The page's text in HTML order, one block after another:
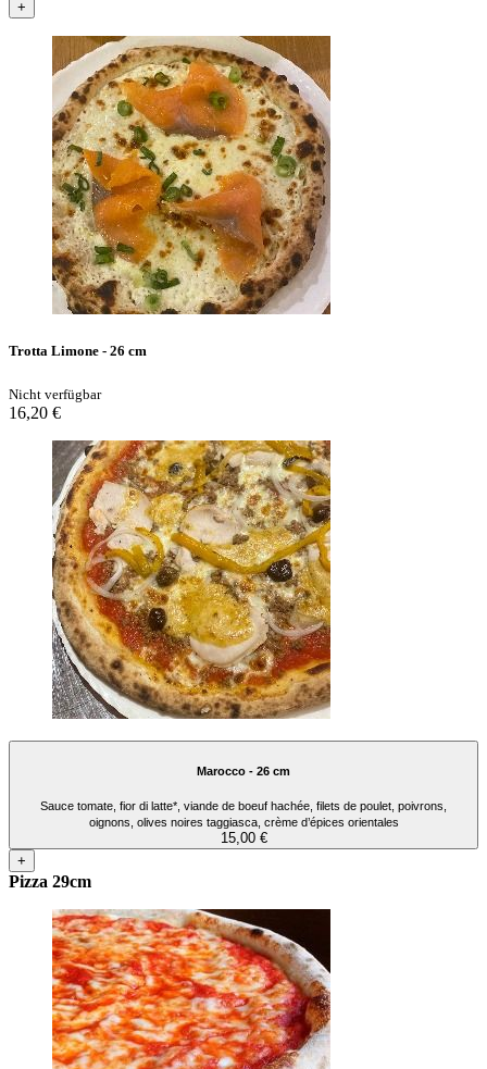
+
Trotta Limone - 26 cm
Nicht verfügbar
16,20 €
Marocco - 26 cm
Sauce tomate, fior di latte*, viande de boeuf hachée, filets de poulet, poivrons,
oignons, olives noires taggiasca, crème d’épices orientales
15,00 €
+
Pizza 29cm